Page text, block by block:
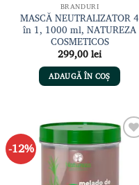
BRANDURI
MASCĂ NEUTRALIZATOR 4
în 1, 1000 ml, NATUREZA
COSMETICOS
299,00lei
ADAUGĂ ÎN COȘ
-12% Adaugă